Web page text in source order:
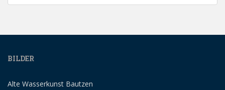
BILDER
Alte Wasserkunst Bautzen